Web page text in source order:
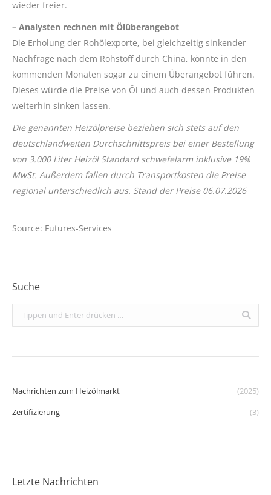
wieder freier.
– Analysten rechnen mit Ölüberangebot
Die Erholung der Rohölexporte, bei gleichzeitig sinkender
Nachfrage nach dem Rohstoff durch China, könnte in den
kommenden Monaten sogar zu einem Überangebot führen.
Dieses würde die Preise von Öl und auch dessen Produkten
weiterhin sinken lassen.
Die genannten Heizölpreise beziehen sich stets auf den
deutschlandweiten Durchschnittspreis bei einer Bestellung
von 3.000 Liter Heizöl Standard schwefelarm inklusive 19%
MwSt. Außerdem fallen durch Transportkosten die Preise
regional unterschiedlich aus. Stand der Preise 06.07.2026
Source: Futures-Services
Suche
Search:
Nachrichten zum Heizölmarkt
(2025)
Zertifizierung
(3)
Letzte Nachrichten